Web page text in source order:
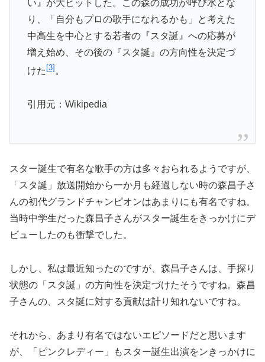
い』が大ヒットした。この森の成功が呼び水とな
り、「 自分もプロの歌手になれるかも」
と考えた
中高生を中心とする若者の『スタ誕』 への応募が
増え始め、その後の『スタ誕』の方向性を決定づ
けた [3] 。
引用元：Wikipedia
スター誕生で有名な歌手の方は多々おられるようですが、
「スタ誕」放送開始から一か月も経過しない時の森昌子さ
んの初代グランドチャンピオンはあまりにも有名ですね。
当時中学生だった森昌子さんがスター誕生をきっかけにデ
ビューしたのも衝撃でした。
しかし、私は最近知ったのですが、森昌子さんは、手探り
状態の「スタ誕」の方向性を決定づけたそうですね。森昌
子さんの、スタ誕に対する貢献は計り知れないですね。
それから、あまり有名ではないエピソードだと思います
が、「ピンクレディー」もスター誕生出演をンきっかけに